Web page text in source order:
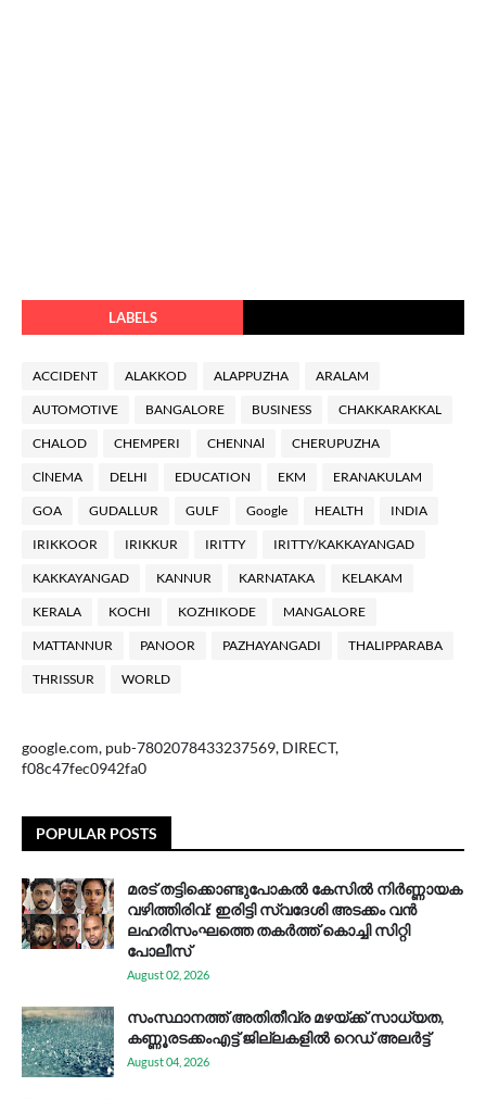
LABELS
ACCIDENT ALAKKOD ALAPPUZHA ARALAM
AUTOMOTIVE BANGALORE BUSINESS CHAKKARAKKAL
CHALOD CHEMPERI CHENNAl CHERUPUZHA
ClNEMA DELHI EDUCATION EKM ERANAKULAM
GOA GUDALLUR GULF Google HEALTH INDIA
IRIKKOOR IRIKKUR IRITTY IRITTY/KAKKAYANGAD
KAKKAYANGAD KANNUR KARNATAKA KELAKAM
KERALA KOCHI KOZHIKODE MANGALORE
MATTANNUR PANOOR PAZHAYANGADI THALIPPARABA
THRISSUR WORLD
google.com, pub-7802078433237569, DIRECT,
f08c47fec0942fa0
POPULAR POSTS
മരട് തട്ടിക്കൊണ്ടുപോകൽ കേസിൽ നിർണ്ണായക
വഴിത്തിരിവ്: ഇരിട്ടി സ്വദേശി അടക്കം വൻ
ലഹരിസംഘത്തെ തകർത്ത് കൊച്ചി സിറ്റി
പോലീസ്
August 02, 2026
സം​സ്ഥാ​ന​ത്ത് അ​തി​തീ​വ്ര മ​ഴ​യ്ക്ക് സാ​ധ്യ​ത,
കണ്ണൂരടക്കംഎ​ട്ട് ജി​ല്ല​ക​ളി​ൽ റെ​ഡ് അ​ലർ​ട്ട്
August 04, 2026